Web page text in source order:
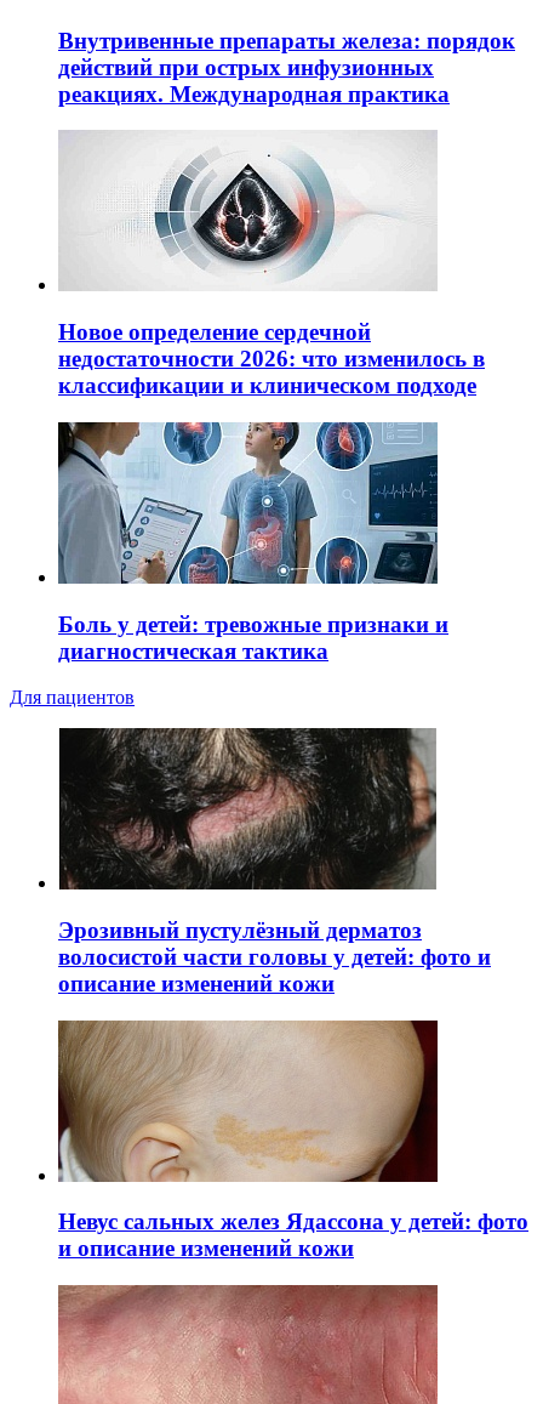
Внутривенные препараты железа: порядок
действий при острых инфузионных
реакциях. Международная практика
Новое определение сердечной
недостаточности 2026: что изменилось в
классификации и клиническом подходе
Боль у детей: тревожные признаки и
диагностическая тактика
Для пациентов
Эрозивный пустулёзный дерматоз
волосистой части головы у детей: фото и
описание изменений кожи
Невус сальных желез Ядассона у детей: фото
и описание изменений кожи